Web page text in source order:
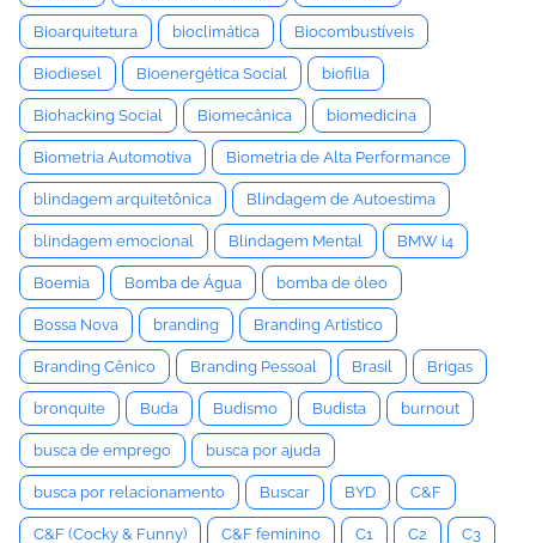
Bioarquitetura bioclimática Biocombustíveis
Biodiesel Bioenergética Social biofilia
Biohacking Social Biomecânica biomedicina
Biometria Automotiva Biometria de Alta Performance
blindagem arquitetônica Blindagem de Autoestima
blindagem emocional Blindagem Mental BMW i4
Boemia Bomba de Água bomba de óleo
Bossa Nova branding Branding Artístico
Branding Cênico Branding Pessoal Brasil Brigas
bronquite Buda Budismo Budista burnout
busca de emprego busca por ajuda
busca por relacionamento Buscar BYD C&F
C&F (Cocky & Funny) C&F feminino C1 C2 C3